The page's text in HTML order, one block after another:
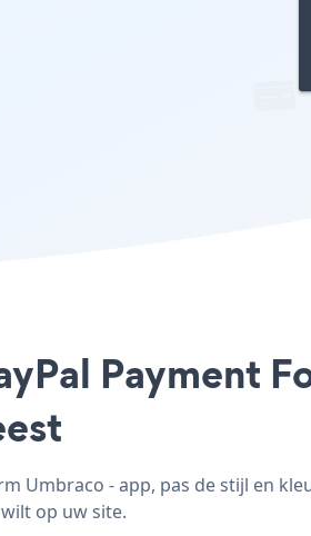
Payment
Umbraco - app, pas de stijl en
op uw site.